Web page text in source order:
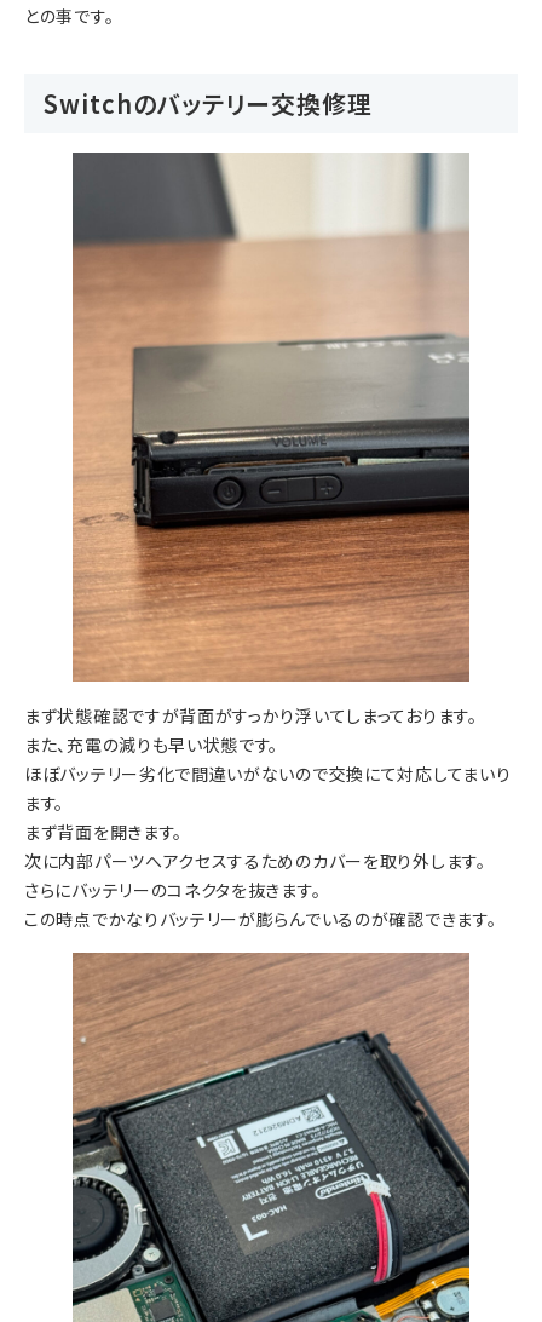
との事です。
Switchのバッテリー交換修理
まず状態確認ですが背面がすっかり浮いてしまっております。
また、充電の減りも早い状態です。
ほぼバッテリー劣化で間違いがないので交換にて対応してまいり
ます。
まず背面を開きます。
次に内部パーツへアクセスするためのカバーを取り外します。
さらにバッテリーのコネクタを抜きます。
この時点でかなりバッテリーが膨らんでいるのが確認できます。